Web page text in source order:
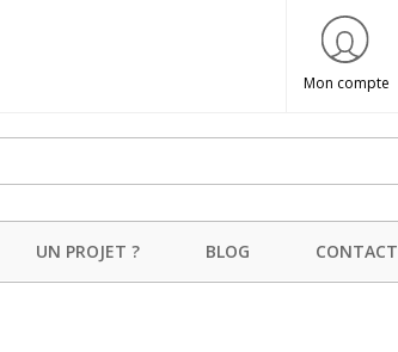
Mon compte
UN PROJET ? BLOG CONTACT